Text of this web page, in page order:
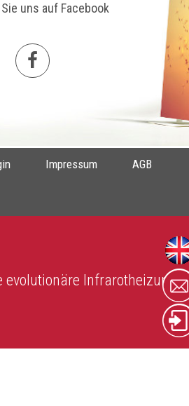
uns auf Facebook
Impressum AGB
evolutionäre Infrarotheizung